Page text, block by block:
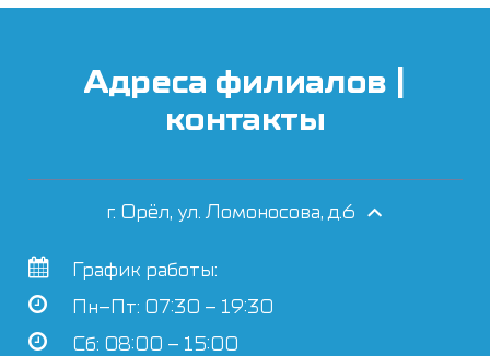
Адреса филиалов |
контакты
г. Орёл, ул. Ломоносова, д.6
График работы:
Пн–Пт: 07:30 – 19:30
Сб: 08:00 – 15:00